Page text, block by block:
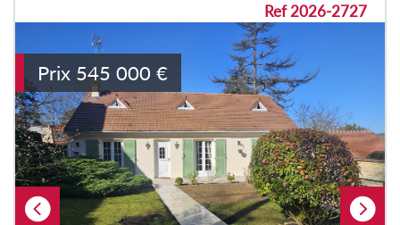
Ref 2026-2727
Prix 545 000 €